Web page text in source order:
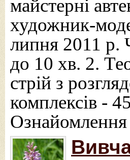
майстерні
художник-
липня 2011 р.
до 10 хв. 2.
стрій з
комплексів -